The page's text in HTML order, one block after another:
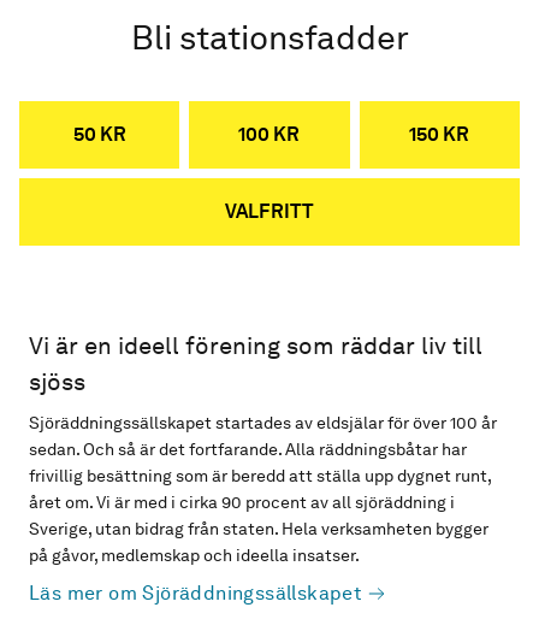
Bli stationsfadder
50 KR 100 KR 150 KR
VALFRITT
Vi är en ideell förening som räddar liv till
sjöss
Sjöräddningssällskapet startades av eldsjälar för över 100 år
sedan. Och så är det fortfarande. Alla räddningsbåtar har
frivillig besättning som är beredd att ställa upp dygnet runt,
året om. Vi är med i cirka 90 procent av all sjöräddning i
Sverige, utan bidrag från staten. Hela verksamheten bygger
på gåvor, medlemskap och ideella insatser.
Läs mer om Sjöräddningssällskapet